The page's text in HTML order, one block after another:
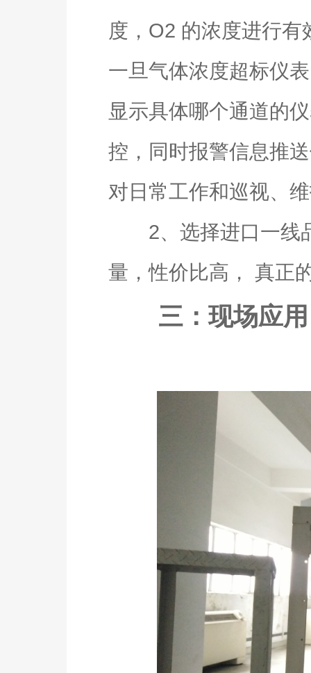
度，O2 的浓度进行
一旦气体浓度超标仪
显示具体哪个通道的
控，同时报警信息推
对日常工作和巡视、
2、选择进口一线品
量，性价比高， 真正
三：现场应用